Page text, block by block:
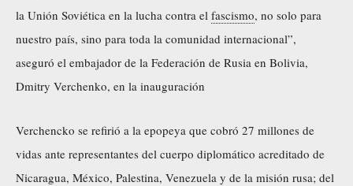
la Unión Soviética en la lucha contra el fascismo, no solo para
nuestro país, sino para toda la comunidad internacional”,
aseguró el embajador de la Federación de Rusia en Bolivia,
Dmitry Verchenko, en la inauguración
Verchencko se refirió a la epopeya que cobró 27 millones de
vidas ante representantes del cuerpo diplomático acreditado de
Nicaragua, México, Palestina, Venezuela y de la misión rusa; del